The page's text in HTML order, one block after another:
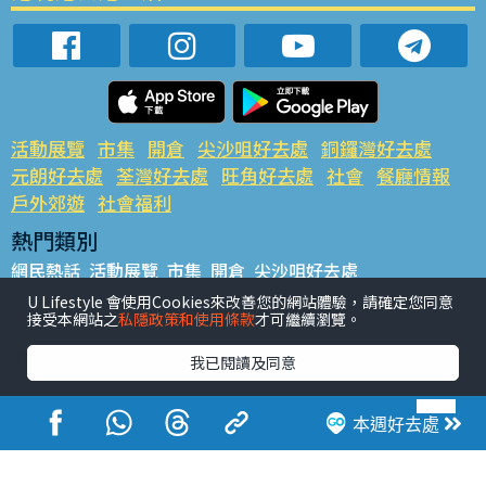
本週好去處
活動展覽 市集 開倉 尖沙咀好去處 銅鑼灣好去處
元朗好去處 荃灣好去處 旺角好去處 社會 餐廳情報
戶外郊遊 社會福利
熱門類別
網民熱話 活動展覽 市集 開倉 尖沙咀好去處
銅鑼灣好去處 元朗好去處 荃灣好去處 旺角好去處 社會
餐廳情報 戶外郊遊
熱門標籤
#UGO搵好去處 #人氣活動推介 #美食社群熱話
#親子玩樂好去處
#ULifestyle應用程式
#限時搶
#UJetso禮物放送
#ULifestyle商戶中心 #著數 #網絡熱話
U Lifestyle 會使用Cookies來改善您的網站體驗，請確定您同意
接受本網站之私隱政策和使用條款才可繼續瀏覽。
我已閱讀及同意